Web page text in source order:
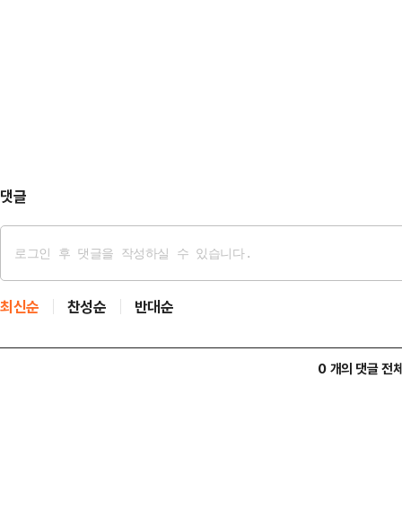
댓글
최신순 찬성순 반대순
0 개의 댓글 전